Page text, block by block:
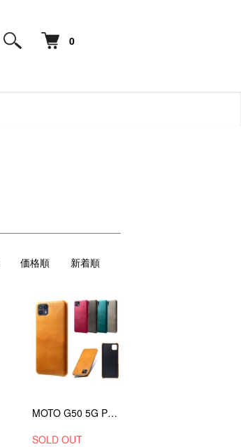
0
価格順 新着順
MOTO G50 5G PU ハードケース プラスチック製 レザー調 シンプル モト G50 5G モトローラ ハードカバー アンドロイド ケース/カバー
SOLD OUT